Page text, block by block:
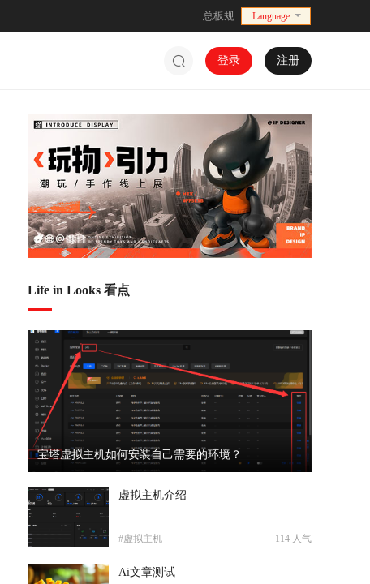
总板规 Language
登录 注册
水漫金山
Ai文章测试
译子酱喵 201
Life in Looks 看点
宝塔虚拟主机如何安装自己需要的环境？
虚拟主机介绍
114 人气
#虚拟主机
Ai文章测试